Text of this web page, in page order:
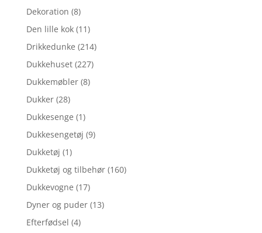
Dekoration (8)
Den lille kok (11)
Drikkedunke (214)
Dukkehuset (227)
Dukkemøbler (8)
Dukker (28)
Dukkesenge (1)
Dukkesengetøj (9)
Dukketøj (1)
Dukketøj og tilbehør (160)
Dukkevogne (17)
Dyner og puder (13)
Efterfødsel (4)